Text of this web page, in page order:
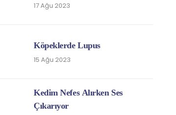
17 Ağu 2023
Köpeklerde Lupus
15 Ağu 2023
Kedim Nefes Alırken Ses
Çıkarıyor